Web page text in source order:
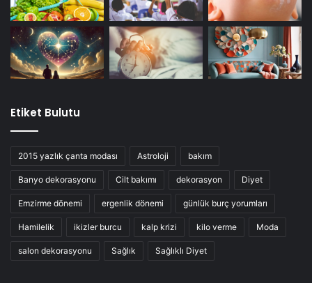
Etiket Bulutu
2015 yazlık çanta modası Astroloji bakım
Banyo dekorasyonu Cilt bakımı dekorasyon Diyet
Emzirme dönemi ergenlik dönemi günlük burç yorumları
Hamilelik ikizler burcu kalp krizi kilo verme Moda
salon dekorasyonu Sağlık Sağlıklı Diyet